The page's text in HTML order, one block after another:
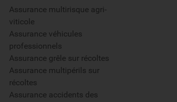
Assurance multirisque agri-
viticole
Assurance véhicules
professionnels
Assurance grêle sur récoltes
Assurance multipérils sur
récoltes
Assurance accidents des